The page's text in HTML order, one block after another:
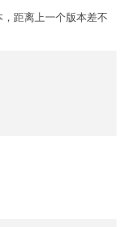
距离上一个版本差不